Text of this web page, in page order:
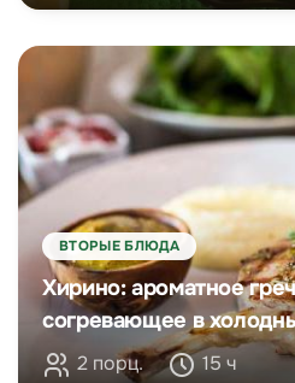
ВТОРЫЕ БЛЮДА
Хирино: ароматное
согревающее в
2 порц. 15 ч